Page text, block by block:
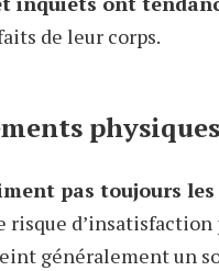
de leur corps.
physiques
pas toujours
risque
généralement un